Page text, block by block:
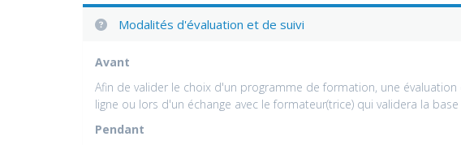
Modalités d'évaluation et de suivi
Avant
Afin de valider le choix d'un programme de formation, une
ligne ou lors d'un échange avec le formateur(trice) qui validera la
Pendant